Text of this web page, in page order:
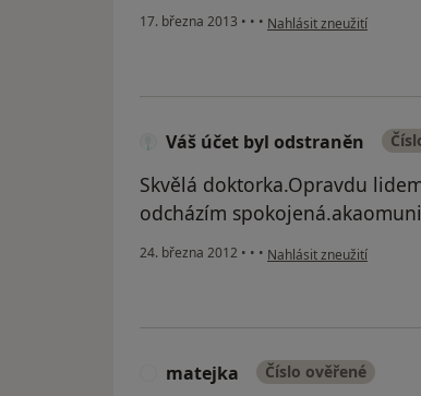
17. března 2013 • • • podle názoru uživatele
Nahlásit zneužití
Váš účet byl odstraněn
Skvělá doktorka.Opravdu
odcházím
24. března 2012 • • • podle názoru uživatele
Nahlásit zneužití
matejka Číslo ověřené